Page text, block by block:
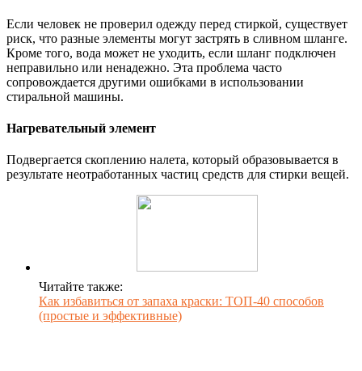
Если человек не проверил одежду перед стиркой, существует
риск, что разные элементы могут застрять в сливном шланге.
Кроме того, вода может не уходить, если шланг подключен
неправильно или ненадежно. Эта проблема часто
сопровождается другими ошибками в использовании
стиральной машины.
Нагревательный элемент
Подвергается скоплению налета, который образовывается в
результате неотработанных частиц средств для стирки вещей.
Читайте также:
Как избавиться от запаха краски: ТОП-40 способов
(простые и эффективные)